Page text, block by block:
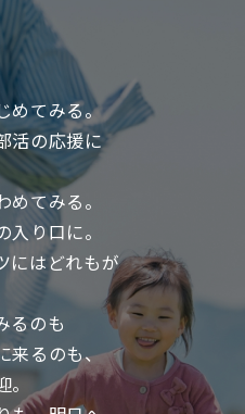
めてみる。
活の応援に
てみる。
り口に。
にはどれもが
るのも
来るのも、